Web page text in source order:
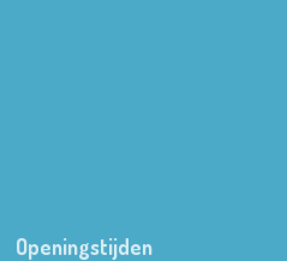
Openingstijden